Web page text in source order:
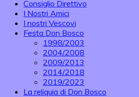
Consiglio Direttivo
I Nostri Amici
I nostri Vescovi
Festa Don Bosco
1998/2003
2004/2008
2009/2013
2014/2018
2019/2023
La reliquia di Don Bosco